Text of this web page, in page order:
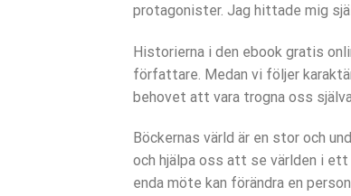
protagonister. Jag hittade mig
Historierna i den ebook gratis
författare. Medan vi följer
behovet att vara trogna oss
Böckernas värld är en stor och
och hjälpa oss att se världen i
enda möte kan förändra en